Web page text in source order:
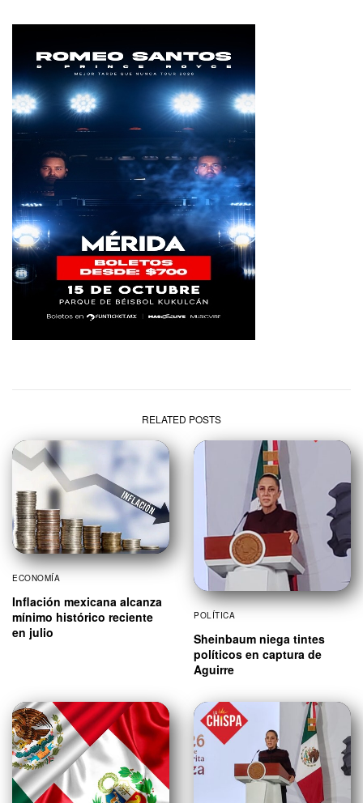
RELATED POSTS
ECONOMÍA
Inflación mexicana alcanza
mínimo histórico reciente
en julio
POLÍTICA
Sheinbaum niega tintes
políticos en captura de
Aguirre